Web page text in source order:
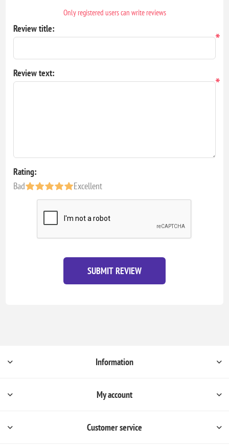
Only registered users can write reviews
Review title:
*
Review text:
*
Rating:
Bad
Excellent
SUBMIT REVIEW
Information
My account
Customer service